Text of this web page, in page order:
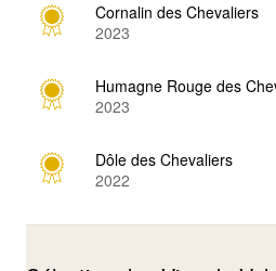
Cornalin des Chevaliers
2023
Humagne Rouge des
2023
Dôle des Chevaliers
2022